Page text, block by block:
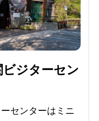
ジターセン
センターはミニ